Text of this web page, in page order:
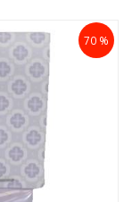
70 %